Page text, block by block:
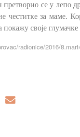
се у лепо
честитке за маме.
своје
radionice/2016/